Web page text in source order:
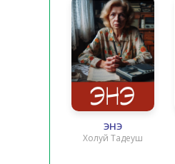
ЭНЭ
Холуй Тадеуш